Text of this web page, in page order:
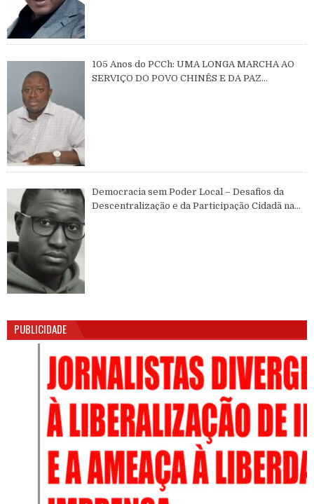
105 Anos do PCCh: UMA LONGA MARCHA AO
SERVIÇO DO POVO CHINÊS E DA PAZ
Democracia sem Poder Local – Desafios da
Descentralização e da Participação Cidadã na
PUBLICIDADE